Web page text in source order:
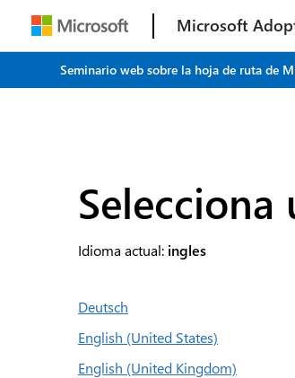
Microsoft
Seminario web sobre la hoja de ruta de
Idioma actual: ingles
Deutsch
English (United States)
English (United Kingdom)